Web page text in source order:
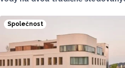
(VN Plumlov) a v Koupací oblasti
Poděbrady). Monitoring byl
hygienickou stanicí
ve spolupráci se Zdravotním
Centrem hygienických laboratoří
Společnost